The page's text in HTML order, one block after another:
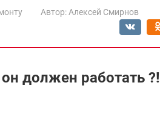
Автор: Алексей Смирнов
должен работать ?!